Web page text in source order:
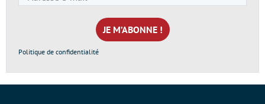
e-
mail
*
Politique de confidentialité